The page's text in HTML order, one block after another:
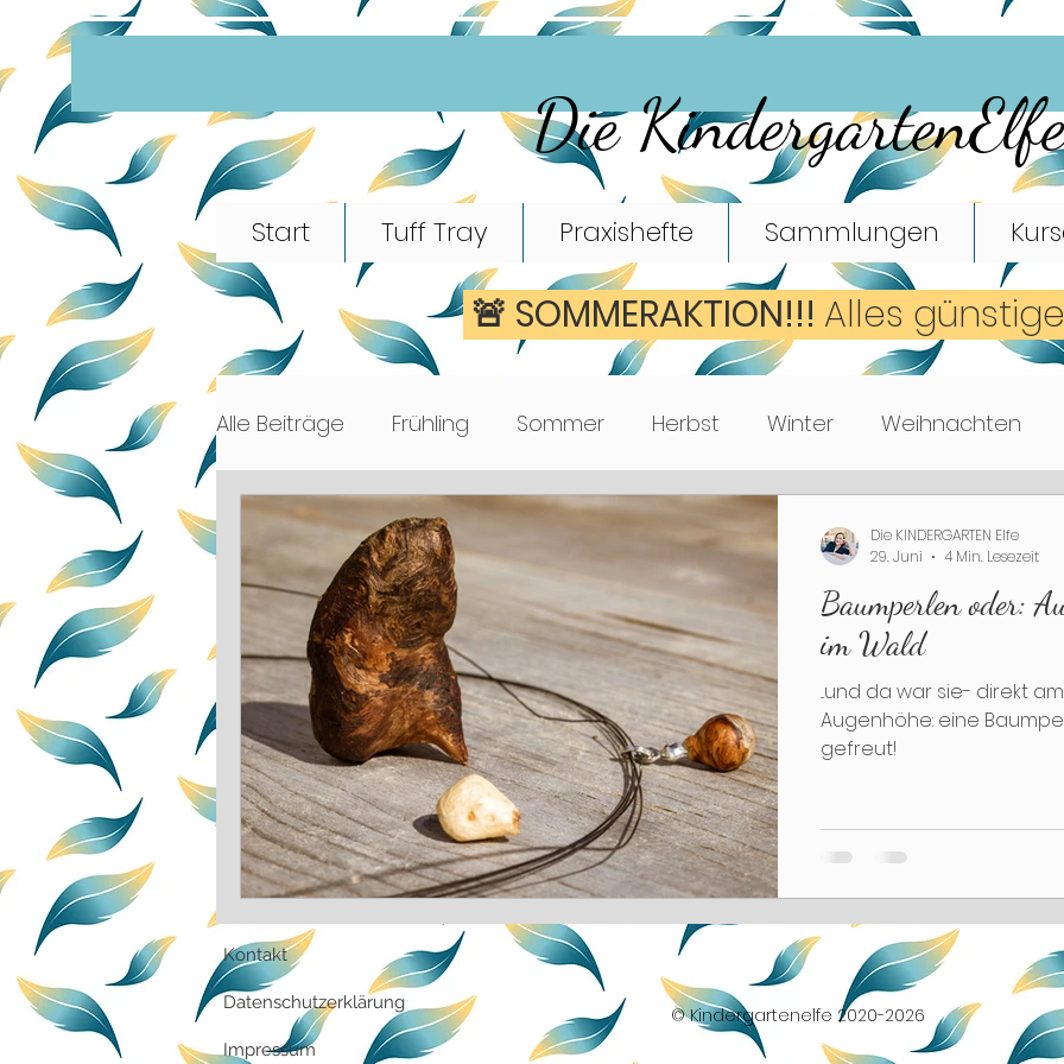
Die
Start Tuff Tray Praxishefte Sammlungen
🚨 SOMMERAKTION!!! Alles
Alle Beiträge Frühling Sommer Herbst Winter Weihnachten
Morgenkreis Märchen Mathematik Turnen
Lernspiel Kreativ Advent Weihnachten Jahreswechsel
Baumperlen oder:
im Wald
...und da war sie- direkt
Augenhöhe: eine
gefreut!
Die KINDERGARTEN Elfe
29. Juni
4 Min. Lesezeit
Kontakt
Datenschutzerklärung
© Kindergartenelfe 2020-2026
Impressum